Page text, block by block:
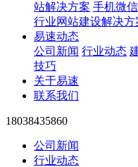
站解决方案 手机微
行业网站建设解决方
易速动态
公司新闻 行业动态
技巧
关于易速
联系我们
18038435860
公司新闻
行业动态